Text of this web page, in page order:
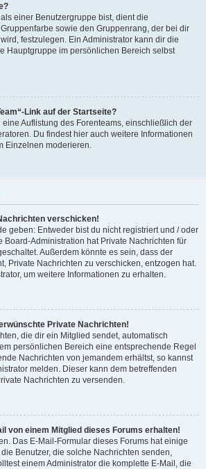
einer Benutzergruppe bist, dient die
sowie den Gruppenrang, der bei dir
festzulegen. Ein Administrator kann dir die
Hauptgruppe im persönlichen Bereich selbst
Link auf der Startseite?
Auflistung des Forenteams, einschließlich der
Du findest hier auch weitere Informationen
Einzelnen moderieren.
verschicken!
geben: Entweder bist du nicht registriert und / oder
Board-Administration hat Private Nachrichten für
Außerdem könnte es sein, dass der
Private Nachrichten zu verschicken, entzogen hat.
um weitere Informationen zu erhalten.
Private Nachrichten!
die dir ein Mitglied sendet, automatisch
persönlichen Bereich eine entsprechende Regel
Nachrichten von jemandem erhältst, so kannst
melden. Dieser kann dem betreffenden
Nachrichten zu versenden.
von einem Mitglied dieses Forums erhalten!
Das E-Mail-Formular dieses Forums hat einige
Benutzer, die solche Nachrichten senden,
einem Administrator die komplette E-Mail, die